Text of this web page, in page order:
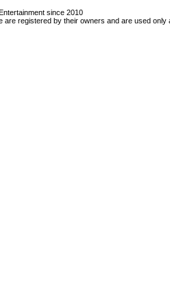
since 2010
registered by their owners and are used only